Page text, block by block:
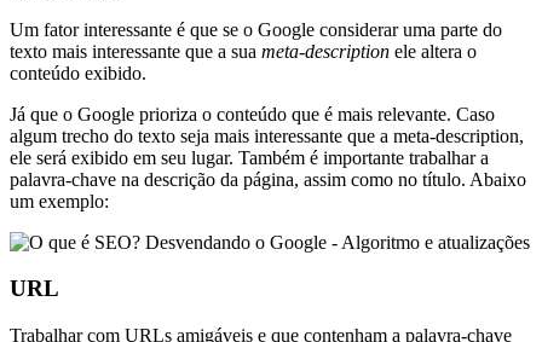
Um fator interessante é que se o Google considerar uma parte do
texto mais interessante que a sua meta-description ele altera o
conteúdo exibido.
Já que o Google prioriza o conteúdo que é mais relevante. Caso
algum trecho do texto seja mais interessante que a meta-description,
ele será exibido em seu lugar. Também é importante trabalhar a
palavra-chave na descrição da página, assim como no título. Abaixo
um exemplo:
URL
Trabalhar com URLs amigáveis e que contenham a palavra-chave